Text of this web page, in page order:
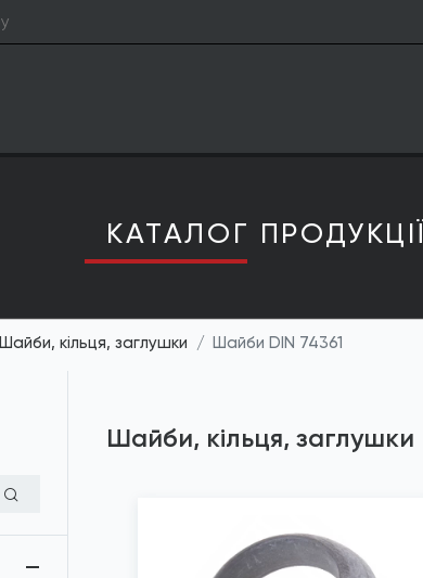
КАТАЛОГ ПРОДУКЦIЇ
Шайби, кільця, заглушки Шайби DIN 74361
Шайби, кільця, заглушки